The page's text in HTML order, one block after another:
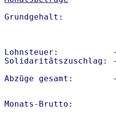
Lohnsteuer:           -
Solidaritätszuschlag:
Abzüge gesamt:        -
Monats-